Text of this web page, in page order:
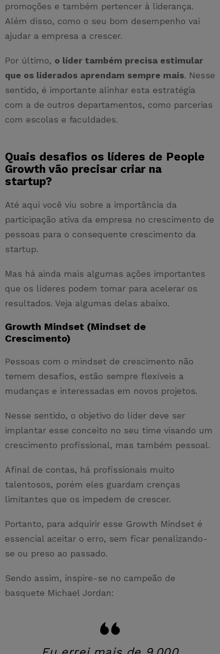
promoções e também pertencer à liderança.
Além disso, como o seu bom desempenho vai
ajudar a empresa a crescer.
Por último, o líder também precisa estimular
que os liderados aprendam sempre mais. Nesse
sentido, é importante alinhar esta estratégia
com a de outros departamentos, como parcerias
com escolas e faculdades.
Quais desafios os líderes de People
Growth vão precisar criar na
startup?
Até aqui você viu sobre a importância da
participação ativa da empresa no crescimento de
pessoas para o consequente crescimento da
startup.
Mas há ainda mais algumas ações importantes
que os líderes podem tomar para acelerar os
resultados. Veja algumas delas abaixo.
Growth Mindset (Mindset de
Crescimento)
Pessoas com o mindset de crescimento não
temem desafios, estão sempre flexíveis a
mudanças e interessadas em novos projetos.
Nesse sentido, o objetivo do líder deve ser
implantar esse conceito no seu time visando um
crescimento profissional, mas também pessoal.
Afinal de contas, há profissionais muito
talentosos, porém eles guardam crenças
limitantes que os impedem de crescer.
Portanto, para adquirir esse Growth Mindset é
essencial aceitar o erro, sem ficar penalizando-
se ou preso ao passado.
Sendo assim, inspire-se no campeão de
basquete Michael Jordan: